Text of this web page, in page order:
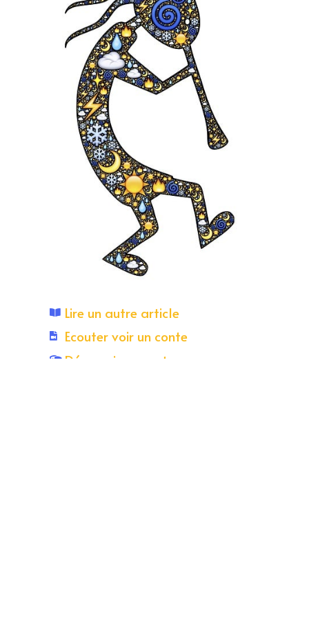
Lire un autre article
Ecouter voir un conte
Découvrir un conteur